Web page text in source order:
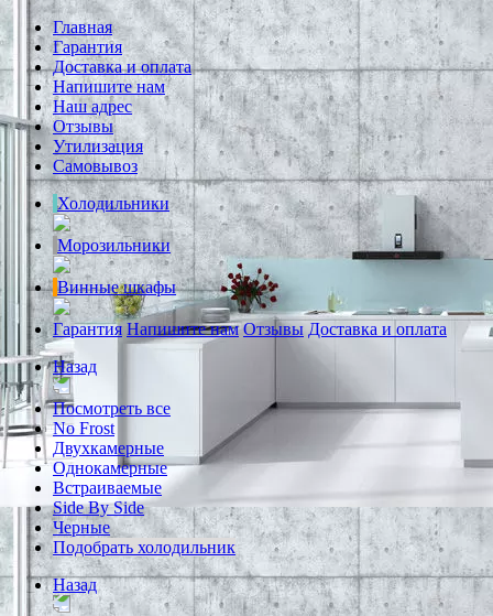
Главная
Гарантия
Доставка и оплата
Напишите нам
Наш адрес
Отзывы
Утилизация
Самовывоз
Холодильники
Морозильники
Винные шкафы
Гарантия Напишите нам Отзывы Доставка и оплата
Назад
Посмотреть все
No Frost
Двухкамерные
Однокамерные
Встраиваемые
Side By Side
Черные
Подобрать холодильник
Назад